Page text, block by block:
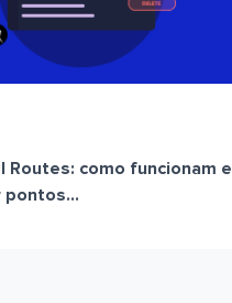
Routes: como funcionam e
pontos...